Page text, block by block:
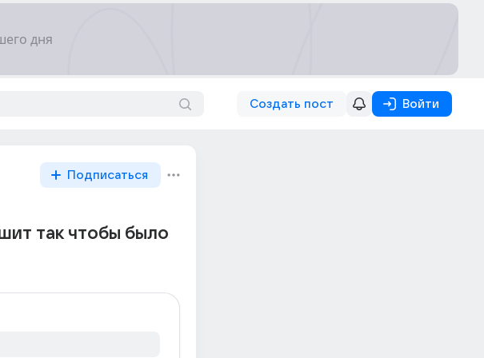
Создать пост Войти
Подписаться
так чтобы было